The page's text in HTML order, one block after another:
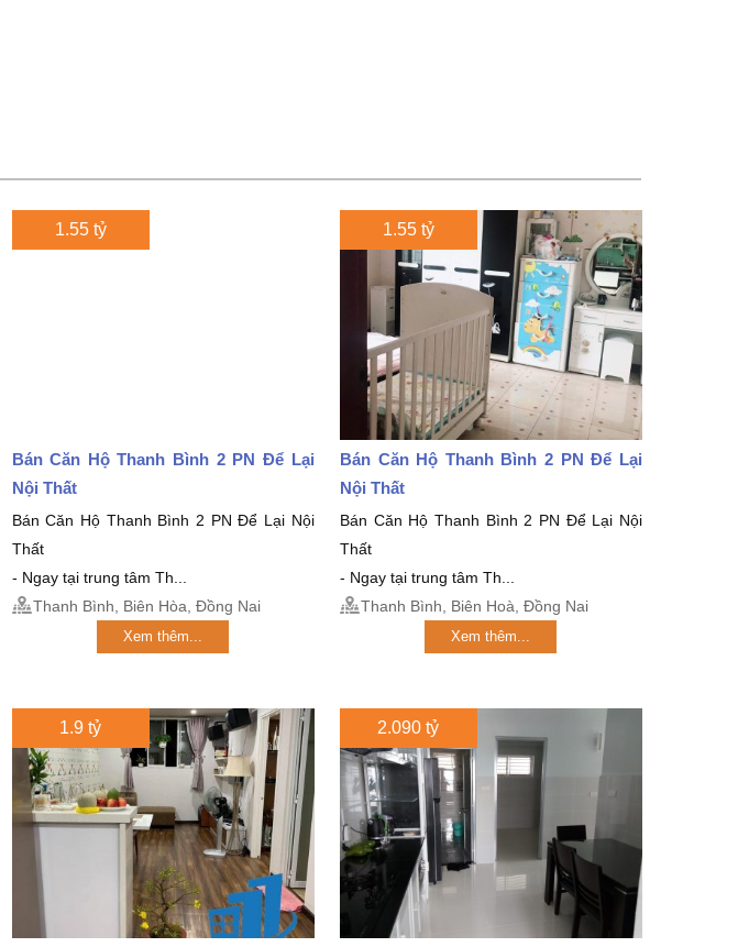
1.55 tỷ
Bán Căn Hộ Thanh Bình 2 PN Để Lại
Nội Thất
Bán Căn Hộ Thanh Bình 2 PN Để Lại Nội
Thất
- Ngay tại trung tâm Th...
Thanh Bình, Biên Hòa, Đồng Nai
Xem thêm...
1.55 tỷ
Bán Căn Hộ Thanh Bình 2 PN Để Lại
Nội Thất
Bán Căn Hộ Thanh Bình 2 PN Để Lại Nội
Thất
- Ngay tại trung tâm Th...
Thanh Bình, Biên Hoà, Đồng Nai
Xem thêm...
1.9 tỷ 2.090 tỷ